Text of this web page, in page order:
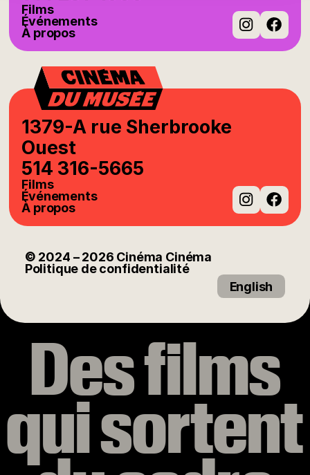
Films
Événements
À propos
1379-A rue Sherbrooke
Ouest
514 316-5665
Films
Événements
À propos
© 2024 – 2026 Cinéma Cinéma
Politique de confidentialité
English
Des films
qui sortent